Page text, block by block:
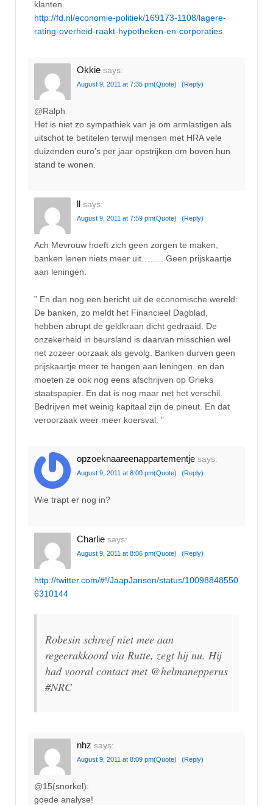
klanten.
http://fd.nl/economie-politiek/169173-1108/lagere-
rating-overheid-raakt-hypotheken-en-corporaties
Okkie says:
August 9, 2011 at 7:35 pm(Quote) (Reply)
@Ralph
Het is niet zo sympathiek van je om armlastigen als
uitschot te betitelen terwijl mensen met HRA vele
duizenden euro’s per jaar opstrijken om boven hun
stand te wonen.
ll says:
August 9, 2011 at 7:59 pm(Quote) (Reply)
Ach Mevrouw hoeft zich geen zorgen te maken,
banken lenen niets meer uit…….. Geen prijskaartje
aan leningen.
” En dan nog een bericht uit de economische wereld:
De banken, zo meldt het Financieel Dagblad,
hebben abrupt de geldkraan dicht gedraaid. De
onzekerheid in beursland is daarvan misschien wel
net zozeer oorzaak als gevolg. Banken durven geen
prijskaartje meer te hangen aan leningen. en dan
moeten ze ook nog eens afschrijven op Grieks
staatspapier. En dat is nog maar net het verschil.
Bedrijven met weinig kapitaal zijn de pineut. En dat
veroorzaak weer meer koersval. ”
opzoeknaareenappartementje says:
August 9, 2011 at 8:00 pm(Quote) (Reply)
Wie trapt er nog in?
Charlie says:
August 9, 2011 at 8:06 pm(Quote) (Reply)
http://twitter.com/#!/JaapJansen/status/10098848550
6310144
Robesin schreef niet mee aan
regeerakkoord via Rutte, zegt hij nu. Hij
had vooral contact met @helmanepperus
#NRC
nhz says:
August 9, 2011 at 8:09 pm(Quote) (Reply)
@15(snorkel):
goede analyse!